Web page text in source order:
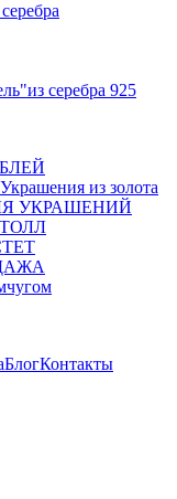
серебра 925
Украшения из золота
УКРАШЕНИЙ
БлогКонтакты